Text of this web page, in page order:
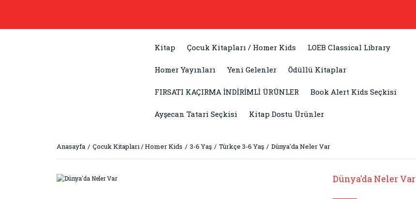
Kitap Çocuk Kitapları / Homer Kids LOEB Classical Library
Homer Yayınları Yeni Gelenler Ödüllü Kitaplar
FIRSATI KAÇIRMA İNDİRİMLİ ÜRÜNLER Book Alert Kids Seçkisi
Ayşecan Tatari Seçkisi Kitap Dostu Ürünler
Anasayfa Çocuk Kitapları / Homer Kids 3-6 Yaş Türkçe 3-6 Yaş Dünya'da Neler Var
Dünya'da Neler Var